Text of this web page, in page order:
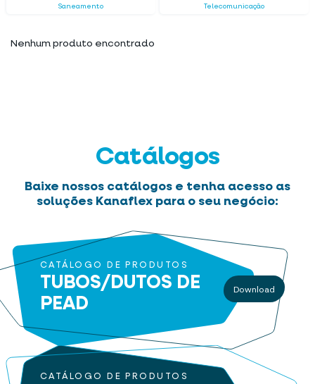
Saneamento Telecomunicação
Nenhum produto encontrado
Catálogos
Baixe nossos catálogos e tenha acesso as
soluções Kanaflex para o seu negócio:
CATÁLOGO DE PRODUTOS
TUBOS/DUTOS DE
PEAD
Download
CATÁLOGO DE PRODUTOS